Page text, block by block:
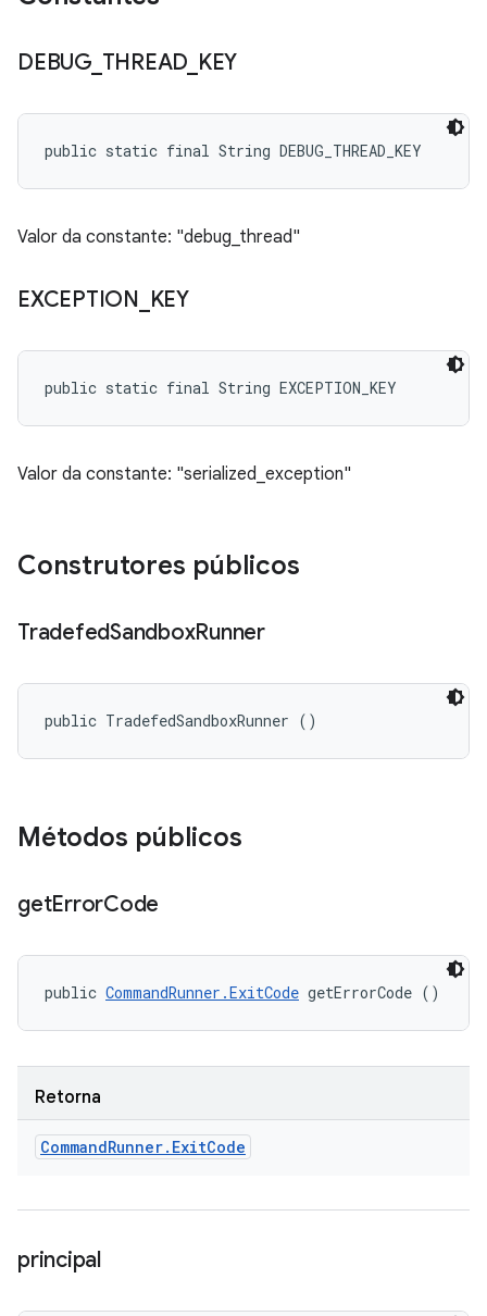
DEBUG_ THREAD KEY
public static final String DEBUG_THREAD_KEY
Valor da constante: "debug_thread"
EXCEPTION KEY
public static final String EXCEPTION_KEY
Valor da constante: "serialized_exception"
Construtores públicos
TradefedSandboxRunner
public TradefedSandboxRunner ()
Métodos públicos
getErrorCode
public CommandRunner.ExitCode getErrorCode ()
Retorna
CommandRunner. ExitCode
principal